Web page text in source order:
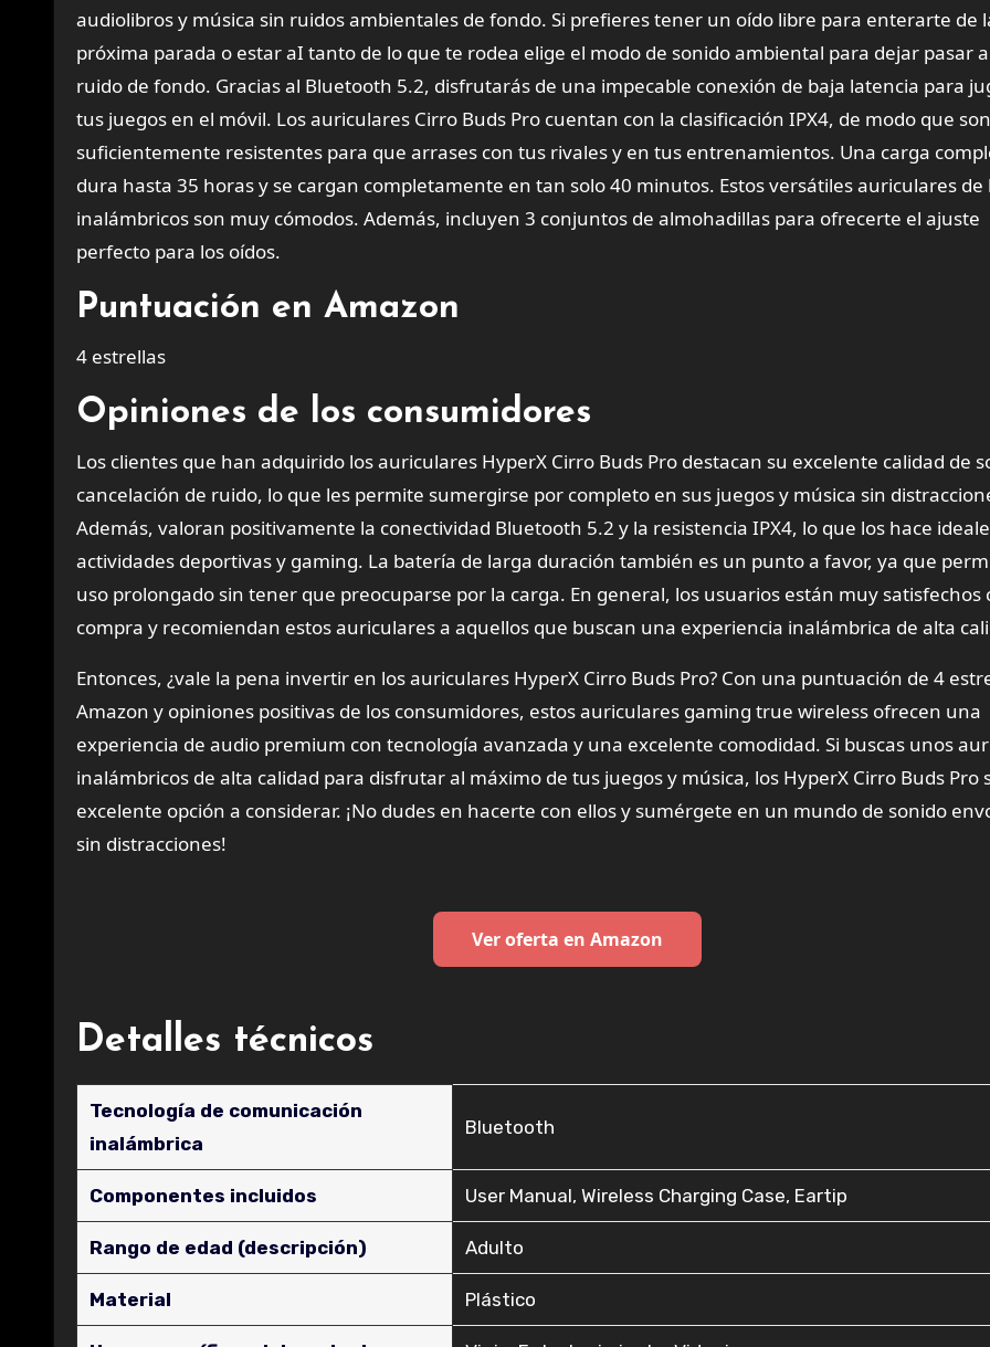
audiolibros y música sin ruidos ambientales de fondo. Si prefieres tener un oído libre para enterarte de
próxima parada o estar aI tanto de lo que te rodea elige el modo de sonido ambiental para dejar pasar
ruido de fondo. Gracias al Bluetooth 5.2, disfrutarás de una impecable conexión de baja latencia para
tus juegos en el móvil. Los auriculares Cirro Buds Pro cuentan con la clasificación IPX4, de modo que
suficientemente resistentes para que arrases con tus rivales y en tus entrenamientos. Una carga
dura hasta 35 horas y se cargan completamente en tan solo 40 minutos. Estos versátiles auriculares
inalámbricos son muy cómodos. Además, incluyen 3 conjuntos de almohadillas para ofrecerte el ajuste
perfecto para los oídos.
Puntuación en Amazon
4 estrellas
Opiniones de los consumidores
Los clientes que han adquirido los auriculares HyperX Cirro Buds Pro destacan su excelente calidad de
cancelación de ruido, lo que les permite sumergirse por completo en sus juegos y música sin
Además, valoran positivamente la conectividad Bluetooth 5.2 y la resistencia IPX4, lo que los hace
actividades deportivas y gaming. La batería de larga duración también es un punto a favor, ya que
uso prolongado sin tener que preocuparse por la carga. En general, los usuarios están muy satisfechos
compra y recomiendan estos auriculares a aquellos que buscan una experiencia inalámbrica de alta
Entonces, ¿vale la pena invertir en los auriculares HyperX Cirro Buds Pro? Con una puntuación de 4
Amazon y opiniones positivas de los consumidores, estos auriculares gaming true wireless ofrecen una
experiencia de audio premium con tecnología avanzada y una excelente comodidad. Si buscas unos
inalámbricos de alta calidad para disfrutar al máximo de tus juegos y música, los HyperX Cirro Buds Pro
excelente opción a considerar. ¡No dudes en hacerte con ellos y sumérgete en un mundo de sonido
sin distracciones!
Ver oferta en Amazon
Detalles técnicos
Tecnología de comunicación
inalámbrica
‎Bluetooth
Componentes incluidos ‎User Manual, Wireless Charging Case, Eartip
Rango de edad (descripción) ‎Adulto
Material ‎Plástico